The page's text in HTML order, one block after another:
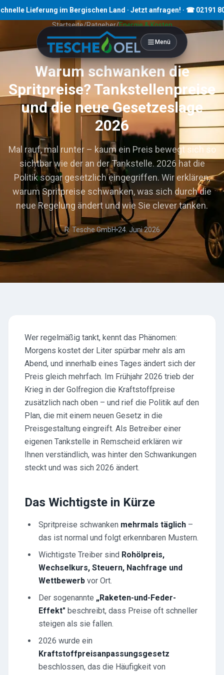
im Bergischen Land · Jetzt anfragen! · ☎ 02191 80793
Menü
Startseite/Ratgeber/Energie & Kosten
Min. Lesezeit
Warum schwanken die
Spritpreise? Tankstellenpreise
und die neue Gesetzeslage
2026
Mal rauf, mal runter – kaum ein Preis bewegt sich so
sichtbar wie der an der Tankstelle. 2026 hat die
Politik sogar gesetzlich eingegriffen. Wir erklären,
warum Spritpreise schwanken, was sich durch die
neue Regelung ändert und wie Sie clever tanken.
R. Tesche GmbH 24. Juni 2026
Wer regelmäßig tankt, kennt das Phänomen:
Morgens kostet der Liter spürbar mehr als am
Abend, und innerhalb eines Tages ändert sich der
Preis gleich mehrfach. Im Frühjahr 2026 trieb der
Krieg in der Golfregion die Kraftstoffpreise
zusätzlich nach oben – und rief die Politik auf den
Plan, die mit einem neuen Gesetz in die
Preisgestaltung eingreift. Als Betreiber einer
eigenen Tankstelle in Remscheid erklären wir
Ihnen verständlich, was hinter den Schwankungen
steckt und was sich 2026 ändert.
Das Wichtigste in Kürze
Spritpreise schwanken mehrmals täglich –
das ist normal und folgt erkennbaren Mustern.
Wichtigste Treiber sind Rohölpreis,
Wechselkurs, Steuern, Nachfrage und
Wettbewerb vor Ort.
Der sogenannte „Raketen-und-Feder-
Effekt" beschreibt, dass Preise oft schneller
steigen als sie fallen.
2026 wurde ein
Kraftstoffpreisanpassungsgesetz
beschlossen, das die Häufigkeit von